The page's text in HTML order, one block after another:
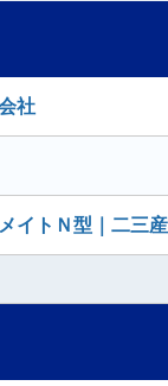
社
イトＮ型｜二三